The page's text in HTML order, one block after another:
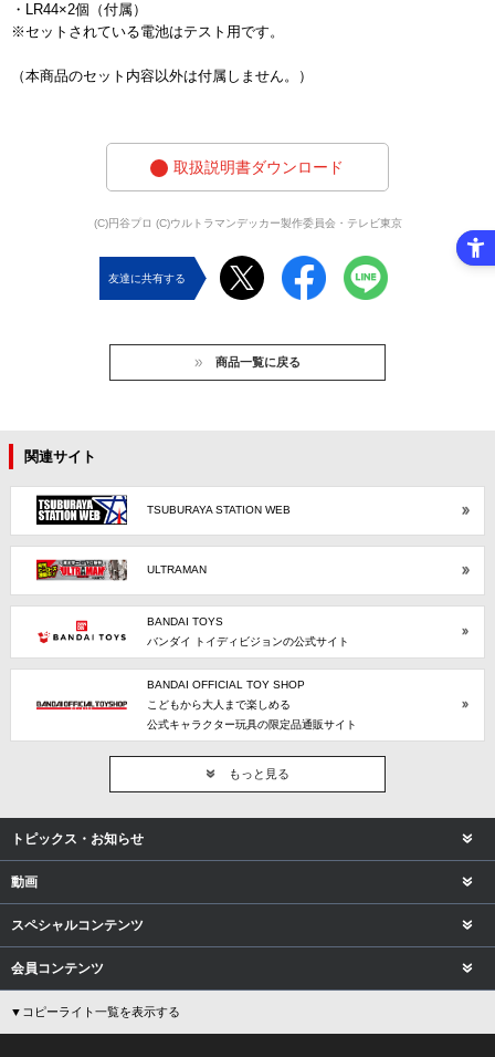
・LR44×2個（付属）
※セットされている電池はテスト用です。
（本商品のセット内容以外は付属しません。）
取扱説明書ダウンロード
(C)円谷プロ (C)ウルトラマンデッカー製作委員会・テレビ東京
友達に共有する
商品一覧に戻る
関連サイト
TSUBURAYA STATION WEB
ULTRAMAN
BANDAI TOYS
バンダイ トイディビジョンの公式サイト
BANDAI OFFICIAL TOY SHOP
こどもから大人まで楽しめる
公式キャラクター玩具の限定品通販サイト
もっと見る
トピックス・お知らせ
動画
スペシャルコンテンツ
会員コンテンツ
▼コピーライト一覧を表示する